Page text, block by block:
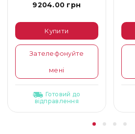
9204.00 грн
Купити
Зателефонуйте
мені
Готовий до
відправлення